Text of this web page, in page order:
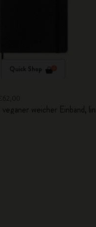
Quick Shop
veganer weicher Einband,